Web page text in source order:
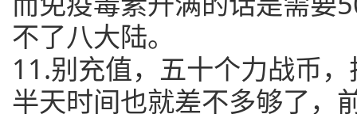
不了八大陆。
11.别充值，五十个力战币
半天时间也就差不多够了，